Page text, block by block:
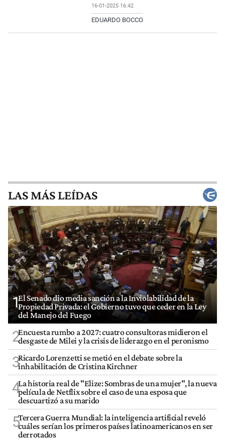
16-01-2025 16:42
EDUARDO BOCCO
LAS MÁS LEÍDAS
1El Senado dio media sanción a la Inviolabilidad de la
Propiedad Privada: el Gobierno tuvo que ceder en la Ley
del Manejo del Fuego
2Encuesta rumbo a 2027: cuatro consultoras midieron el
desgaste de Milei y la crisis de liderazgo en el peronismo
3Ricardo Lorenzetti se metió en el debate sobre la
inhabilitación de Cristina Kirchner
4La historia real de "Elize: Sombras de una mujer", la nueva
película de Netflix sobre el caso de una esposa que
descuartizó a su marido
5Tercera Guerra Mundial: la inteligencia artificial reveló
cuáles serían los primeros países latinoamericanos en ser
derrotados